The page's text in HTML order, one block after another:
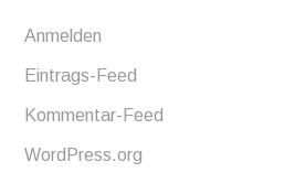
Anmelden
Eintrags-Feed
Kommentar-Feed
WordPress.org